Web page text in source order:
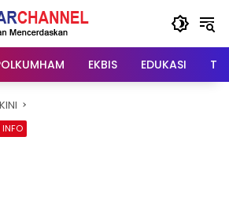
EKBIS EDUKASI
INFO